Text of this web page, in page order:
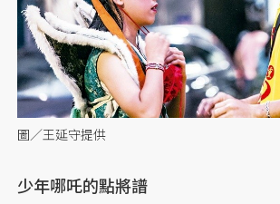
圖／王延守提供
少年哪吒的點將譜